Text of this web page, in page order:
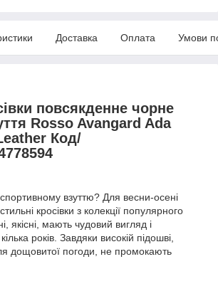
Доставка Оплата Умови
повсякденне чорне
Rosso Avangard Ada
Код/
взуттю? Для весни-осені
кросівки з колекції популярного
якісні, мають чудовий вигляд і
років. Завдяки високій підошві,
дощовитої погоди, не промокають